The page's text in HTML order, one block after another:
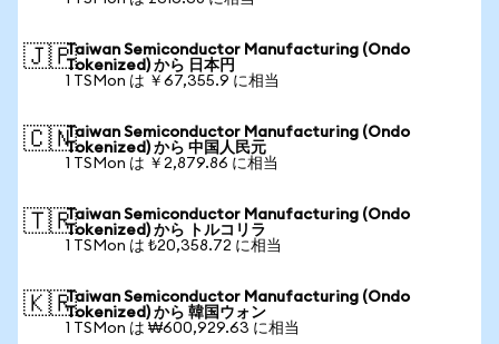
🇯🇵Taiwan Semiconductor Manufacturing (Ondo
Tokenized) から 日本円
1 TSMon は ￥67,355.9 に相当
🇨🇳Taiwan Semiconductor Manufacturing (Ondo
Tokenized) から 中国人民元
1 TSMon は ￥2,879.86 に相当
🇹🇷Taiwan Semiconductor Manufacturing (Ondo
Tokenized) から トルコリラ
1 TSMon は ₺20,358.72 に相当
🇰🇷Taiwan Semiconductor Manufacturing (Ondo
Tokenized) から 韓国ウォン
1 TSMon は ₩600,929.63 に相当